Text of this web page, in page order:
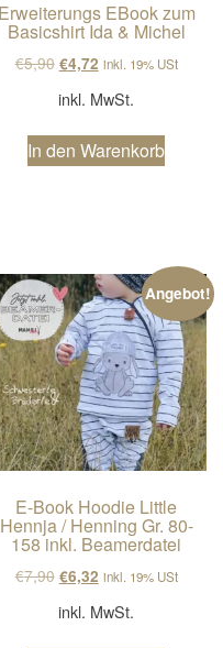
Erweiterungs EBook zum
Basicshirt Ida & Michel
€5,90 Ursprünglicher Preis
€4,72Aktueller Preis
inkl. 19% USt
inkl. MwSt.
In den Warenkorb
Angebot!
E-Book Hoodie Little
Hennja / Henning Gr. 80-
158 inkl. Beamerdatei
€7,90 Ursprünglicher Preis
€6,32Aktueller Preis
inkl. 19% USt
inkl. MwSt.